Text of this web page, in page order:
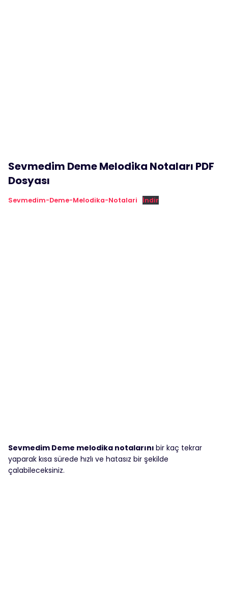
Sevmedim Deme Melodika Notaları PDF
Dosyası
Sevmedim-Deme-Melodika-Notalari İndir
Sevmedim Deme melodika notalarını bir kaç tekrar
yaparak kısa sürede hızlı ve hatasız bir şekilde
çalabileceksiniz.